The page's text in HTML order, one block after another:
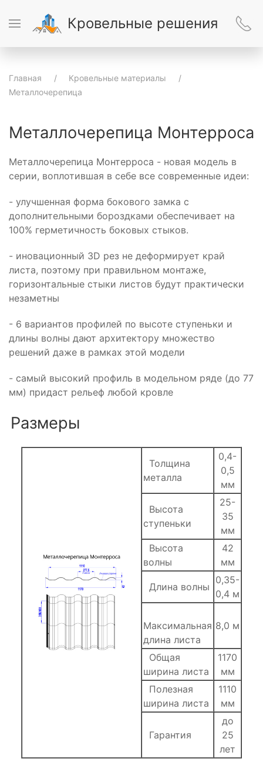
Кровельные решения
Главная
Кровельные материалы
Металлочерепица
Металлочерепица Монтерроса
Металлочерепица Монтерроса - новая модель в
серии, воплотившая в себе все современные идеи:
- улучшенная форма бокового замка с
дополнительными бороздками обеспечивает на
100% герметичность боковых стыков.
- иновационный 3D рез не деформирует край
листа, поэтому при правильном монтаже,
горизонтальные стыки листов будут практически
незаметны
- 6 вариантов профилей по высоте ступеньки и
длины волны дают архитектору множество
решений даже в рамках этой модели
- самый высокий профиль в модельном ряде (до 77
мм) придаст рельеф любой кровле
Размеры
Толщина
металла
0,4-
0,5
мм
Высота
ступеньки
25-
35
мм
Высота
волны
42
мм
Длина волны
0,35-
0,4 м
Максимальная
длина листа
8,0 м
Общая
ширина листа
1170
мм
Полезная
ширина листа
1110
мм
Гарантия
до
25
лет